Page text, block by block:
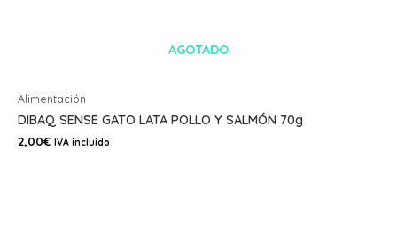
AGOTADO
Alimentación
DIBAQ SENSE GATO LATA POLLO Y SALMÓN 70g
2,00€ IVA incluido